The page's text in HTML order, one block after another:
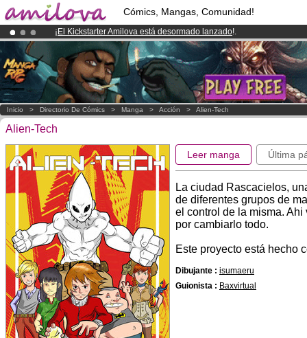
Cómics, Mangas, Comunidad!
¡ El Kickstarter Amilova está desormado lanzado!.
¡Conviertete en Premium por3.95 eurosal mes!Hazte Premium ya
¡Ya tenemos 100000miembrosy 1000 Cómics y Mangas!.
Inicio > Directorio De Cómics > Manga > Acción > Alien-Tech
Alien-Tech
Leer manga Última
La ciudad Rascacielos,
de diferentes grupos de
el control de la misma.
por cambiarlo todo.
Este proyecto está hecho
Dibujante : isumaeru
Guionista : Baxvirtual